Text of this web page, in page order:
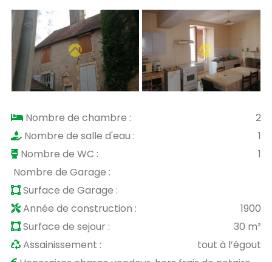
Nombre de chambre :
2
Nombre de salle d'eau :
1
Nombre de WC :
1
Nombre de Garage :
Surface de Garage :
Année de construction :
1900
Surface de sejour :
30 m²
Assainissement :
tout à l’égout